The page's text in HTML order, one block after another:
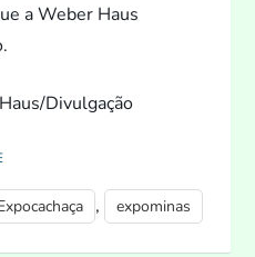
a Weber Haus
Divulgação
, expominas